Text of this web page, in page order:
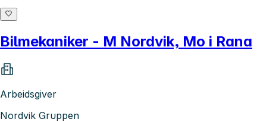
Bilmekaniker - M Nordvik, Mo i Rana
Arbeidsgiver
Nordvik Gruppen